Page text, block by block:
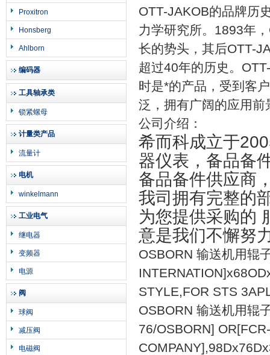
Proxitron
Honsberg
Ahlborn
编码器
工具轴承类
锁紧螺母
计量类产品
流量计
电机
winkelmann
工业电气
继电器
变频器
电源
阀
球阀
减压阀
电磁阀
OTT-JAKOB的品牌历
力学研究所。 1893年，
长的势头，其后OTT-
超过40年的历史。
时是*的产品，受到客
泛，拥有广阔的应用前
公司介绍：
希而科成立于
器仪表，备品备
备品备件供应商
我司拥有完整的
为您提供采购的
意是我们不懈努
OSBORN 输送机用辊
STYLE,FOR STS
OSBORN 输送机用辊
76/OSBORN]